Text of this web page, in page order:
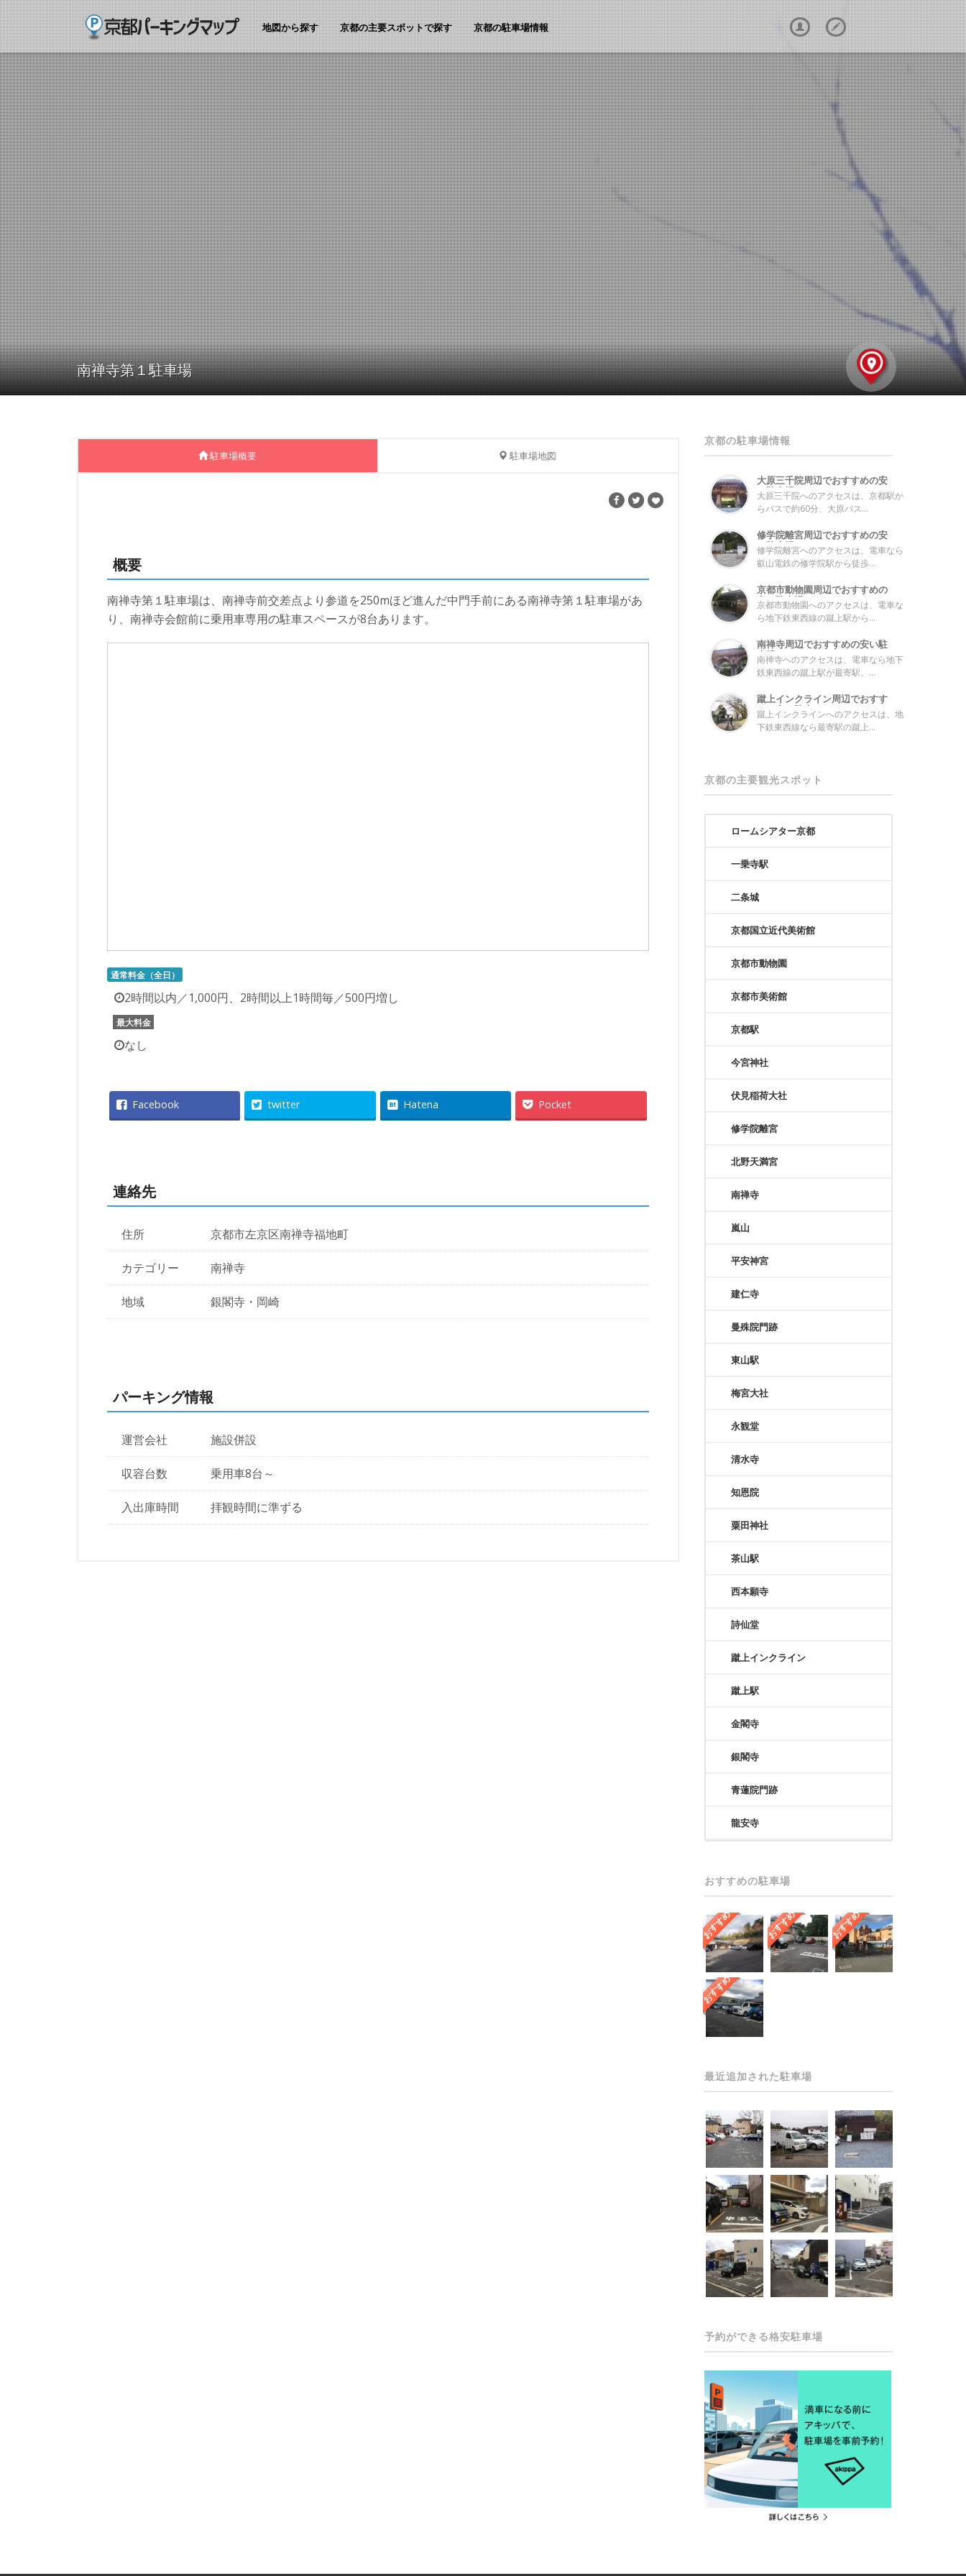
地図から探す 京都の主要スポットで探す 京都の駐車場情報
南禅寺第１駐車場
駐車場概要 駐車場地図
概要
南禅寺第１駐車場は、南禅寺前交差点より参道を250mほど進んだ中門手前にある南禅寺第１駐車場があ
り、南禅寺会館前に乗用車専用の駐車スペースが8台あります。
通常料金（全日）
2時間以内／1,000円、2時間以上1時間毎／500円増し
最大料金
なし
Facebook twitter Hatena Pocket
連絡先
住所 京都市左京区南禅寺福地町
カテゴリー 南禅寺
地域 銀閣寺・岡崎
パーキング情報
運営会社 施設併設
収容台数 乗用車8台～
入出庫時間 拝観時間に準ずる
京都の駐車場情報
大原三千院周辺でおすすめの安
い駐車場とコ...
大原三千院へのアクセスは、京都駅か
らバスで約60分、大原バス...
修学院離宮周辺でおすすめの安
い駐車場とコ...
修学院離宮へのアクセスは、電車なら
叡山電鉄の修学院駅から徒歩...
京都市動物園周辺でおすすめの
安い駐車場と...
京都市動物園へのアクセスは、電車な
ら地下鉄東西線の蹴上駅から...
南禅寺周辺でおすすめの安い駐
車場とコイン...
南禅寺へのアクセスは、電車なら地下
鉄東西線の蹴上駅が最寄駅。...
蹴上インクライン周辺でおすす
めの安い駐車...
蹴上インクラインへのアクセスは、地
下鉄東西線なら最寄駅の蹴上...
京都の主要観光スポット
ロームシアター京都
一乗寺駅
二条城
京都国立近代美術館
京都市動物園
京都市美術館
京都駅
今宮神社
伏見稲荷大社
修学院離宮
北野天満宮
南禅寺
嵐山
平安神宮
建仁寺
曼殊院門跡
東山駅
梅宮大社
永観堂
清水寺
知恩院
粟田神社
茶山駅
西本願寺
詩仙堂
蹴上インクライン
蹴上駅
金閣寺
銀閣寺
青蓮院門跡
龍安寺
おすすめの駐車場
おすすめ おすすめ
おすすめ
おすすめ
最近追加された駐車場
予約ができる格安駐車場